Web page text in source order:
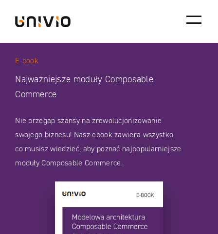
content
E-book
Najważniejsze moduły Composable
Commerce
Nie przegap szansy na zrewolucjonizowanie
swojego biznesu! Nasz ebook zawiera wszystko,
co musisz wiedzieć, aby poznać najpopularniejsze
moduły Composable Commerce.